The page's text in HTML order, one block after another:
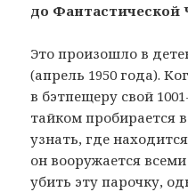
до Фантастической
Это произошло в
(апрель 1950 года).
в бэтпещеру свой
тайком пробирается
узнать, где
он вооружается
убить эту парочку,